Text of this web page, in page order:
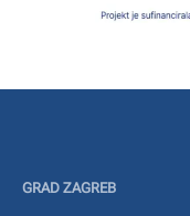
GRAD ZAGREB